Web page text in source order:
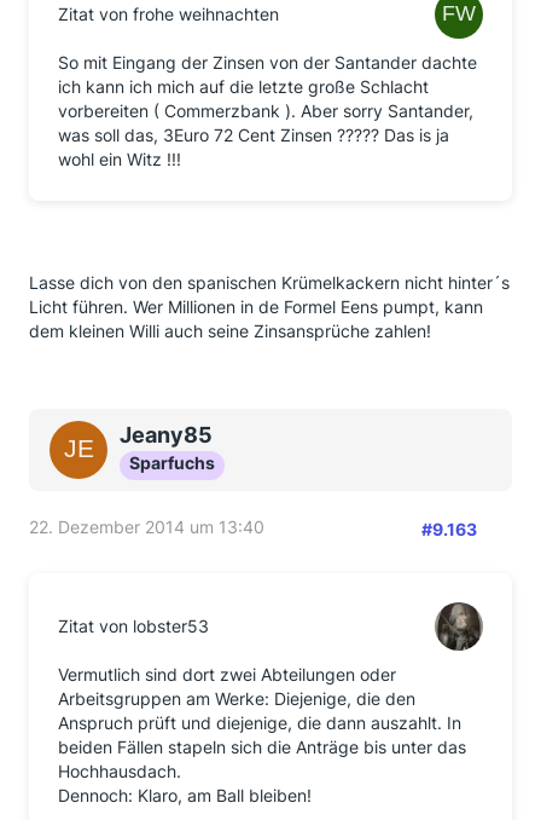
Zitat von frohe weihnachten
So mit Eingang der Zinsen von der Santander dachte
ich kann ich mich auf die letzte große Schlacht
vorbereiten ( Commerzbank ). Aber sorry Santander,
was soll das, 3Euro 72 Cent Zinsen ????? Das is ja
wohl ein Witz !!!
Lasse dich von den spanischen Krümelkackern nicht hinter´s
Licht führen. Wer Millionen in de Formel Eens pumpt, kann
dem kleinen Willi auch seine Zinsansprüche zahlen!
Jeany85
Sparfuchs
22. Dezember 2014 um 13:40 #9.163
Zitat von lobster53
Vermutlich sind dort zwei Abteilungen oder
Arbeitsgruppen am Werke: Diejenige, die den
Anspruch prüft und diejenige, die dann auszahlt. In
beiden Fällen stapeln sich die Anträge bis unter das
Hochhausdach.
Dennoch: Klaro, am Ball bleiben!